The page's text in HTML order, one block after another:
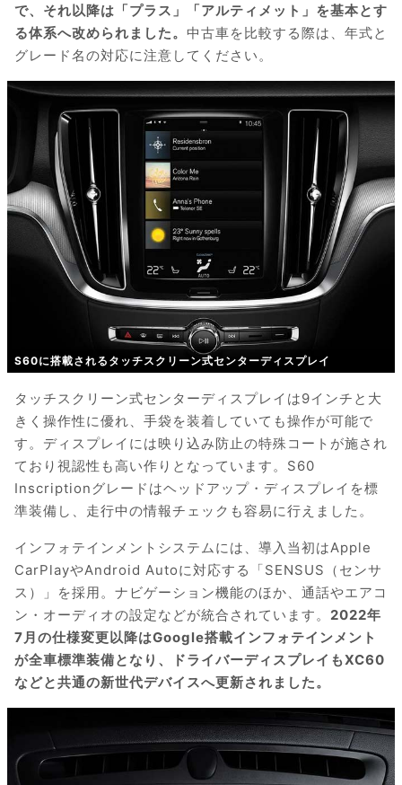
で、それ以降は「プラス」「アルティメット」を基本とす
る体系へ改められました。 中古車を比較する際は、年式と
グレード名の対応に注意してください。
S60に搭載されるタッチスクリーン式センターディスプレイ
タッチスクリーン式センターディスプレイは9インチと大
きく操作性に優れ、手袋を装着していても操作が可能で
す。ディスプレイには映り込み防止の特殊コートが施され
ており視認性も高い作りとなっています。S60
Inscriptionグレードはヘッドアップ・ディスプレイを標
準装備し、走行中の情報チェックも容易に行えました。
インフォテインメントシステムには、導入当初はApple
CarPlayやAndroid Autoに対応する「SENSUS（センサ
ス）」を採用。ナビゲーション機能のほか、通話やエアコ
ン・オーディオの設定などが統合されています。 2022年
7月の仕様変更以降はGoogle搭載インフォテインメント
が全車標準装備となり、ドライバーディスプレイもXC60
などと共通の新世代デバイスへ更新されました。